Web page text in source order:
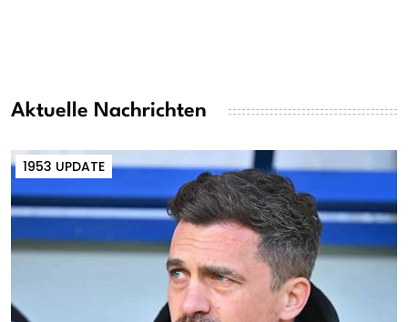
Aktuelle Nachrichten
1953 UPDATE